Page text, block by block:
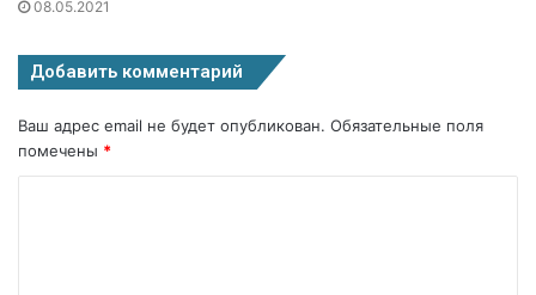
08.05.2021
Добавить комментарий
Ваш адрес email не будет опубликован. Обязательные поля
помечены *